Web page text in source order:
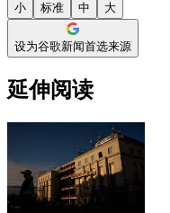
小 标准 中 大
设为谷歌新闻首选来源
延伸阅读